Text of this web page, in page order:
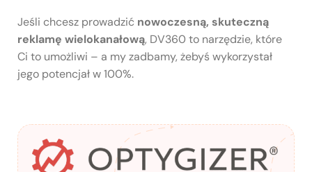
Jeśli chcesz prowadzić nowoczesną, skuteczną
reklamę wielokanałową, DV360 to narzędzie, które
Ci to umożliwi – a my zadbamy, żebyś wykorzystał
jego potencjał w 100%.